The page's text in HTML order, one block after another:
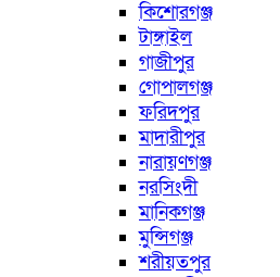
কিশোরগঞ্জ
টাঙ্গাইল
গাজীপুর
গোপালগঞ্জ
ফরিদপুর
মাদারীপুর
নারায়ণগঞ্জ
নরসিংদী
মানিকগঞ্জ
মুন্সিগঞ্জ
শরীয়তপুর